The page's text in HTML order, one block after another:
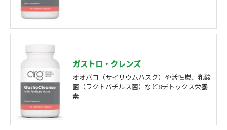
ガストロ・クレンズ
オオバコ（サイリウムハスク）や活性炭、乳酸
菌（ラクトバチルス菌）など8デトックス栄養
素